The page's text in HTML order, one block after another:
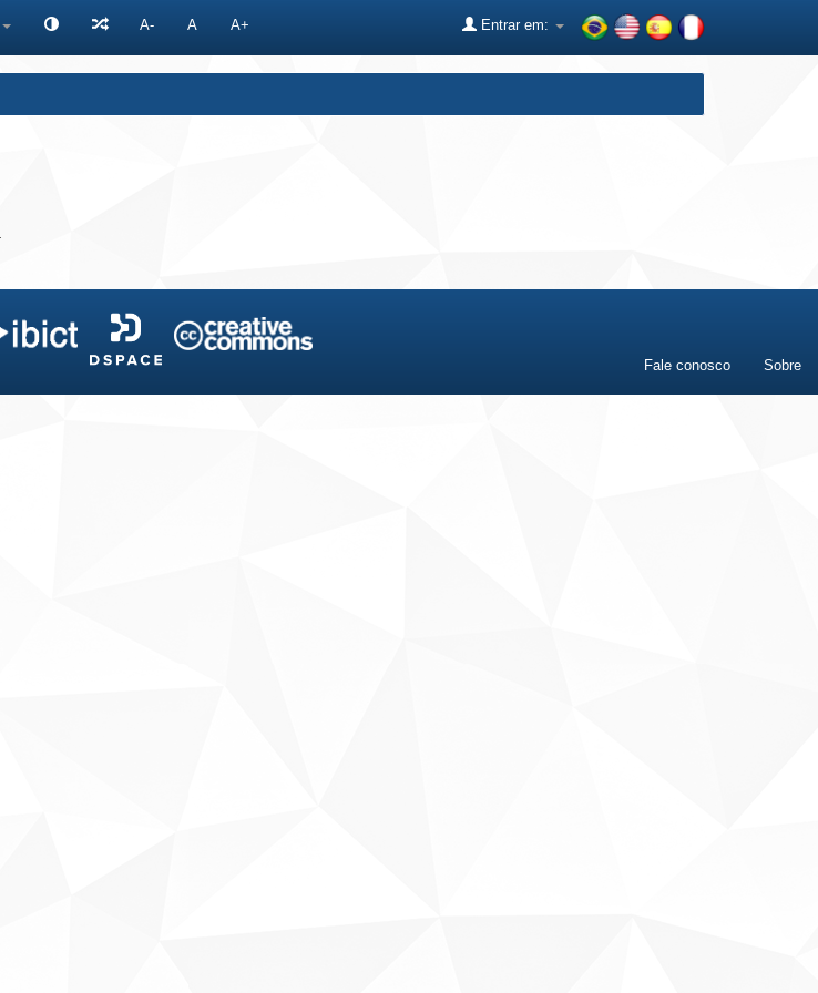
A- A A+ Entrar em:
Fale conosco Sobre